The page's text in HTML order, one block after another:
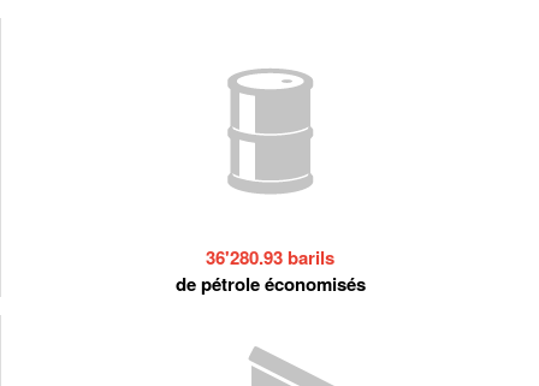
36'280.93 barils
de pétrole économisés